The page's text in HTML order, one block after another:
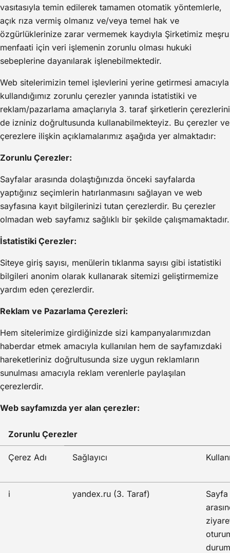
vasıtasıyla temin edilerek tamamen otomatik yöntemlerle,
açık rıza vermiş olmanız ve/veya temel hak ve
özgürlüklerinize zarar vermemek kaydıyla Şirketimiz meşru
menfaati için veri işlemenin zorunlu olması hukuki
sebeplerine dayanılarak işlenebilmektedir.
Web sitelerimizin temel işlevlerini yerine getirmesi amacıyla
kullandığımız zorunlu çerezler yanında istatistiki ve
reklam/pazarlama amaçlarıyla 3. taraf şirketlerin çerezlerini
de izniniz doğrultusunda kullanabilmekteyiz. Bu çerezler ve
çerezlere ilişkin açıklamalarımız aşağıda yer almaktadır:
Zorunlu Çerezler:
Sayfalar arasında dolaştığınızda önceki sayfalarda
yaptığınız seçimlerin hatırlanmasını sağlayan ve web
sayfasına kayıt bilgilerinizi tutan çerezlerdir. Bu çerezler
olmadan web sayfamız sağlıklı bir şekilde çalışmamaktadır.
İstatistiki Çerezler:
Siteye giriş sayısı, menülerin tıklanma sayısı gibi istatistiki
bilgileri anonim olarak kullanarak sitemizi geliştirmemize
yardım eden çerezlerdir.
Reklam ve Pazarlama Çerezleri:
Hem sitelerimize girdiğinizde sizi kampanyalarımızdan
haberdar etmek amacıyla kullanılan hem de sayfamızdaki
hareketleriniz doğrultusunda size uygun reklamların
sunulması amacıyla reklam verenlerle paylaşılan
çerezlerdir.
Web sayfamızda yer alan çerezler:
Zorunlu Çerezler
Çerez Adı Sağlayıcı
i yandex.ru (3. Taraf)